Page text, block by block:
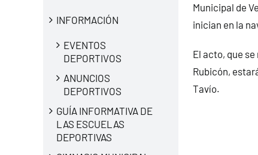
INFORMACIÓN
EVENTOS
DEPORTIVOS
ANUNCIOS
DEPORTIVOS
GUÍA INFORMATIVA DE
LAS ESCUELAS
DEPORTIVAS
Municipal de
inician en la
El acto, que
Rubicón,
Tavío.